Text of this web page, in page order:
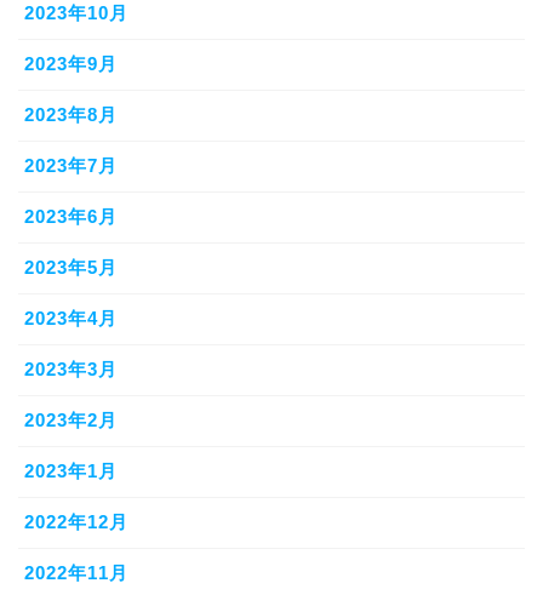
2023年10月
2023年9月
2023年8月
2023年7月
2023年6月
2023年5月
2023年4月
2023年3月
2023年2月
2023年1月
2022年12月
2022年11月